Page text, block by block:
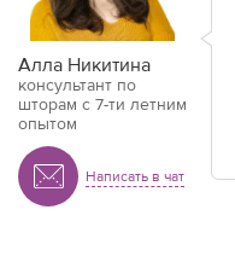
Алла Никитина
консультант по
шторам с 7-ти летним
опытом
Написать в чат